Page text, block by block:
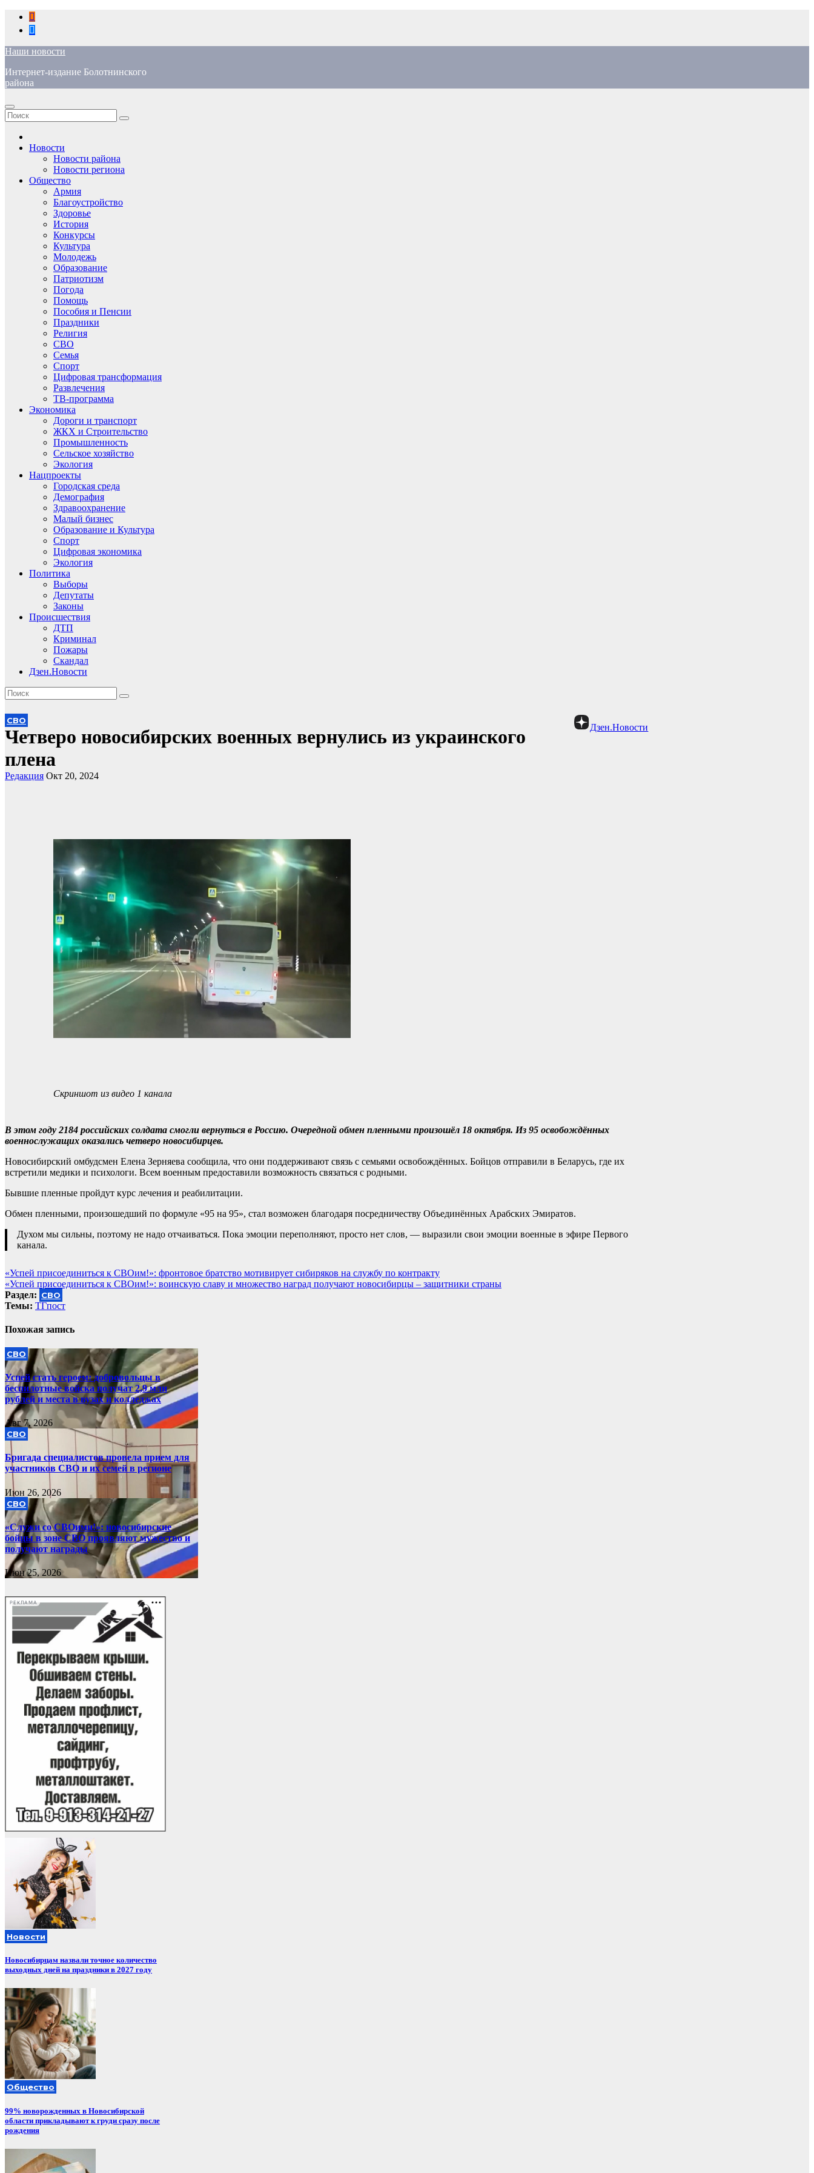
Перейти
содержимому
Наши новости
Интернет-издание Болотнинского
района
Новости
Новости района
Новости региона
Общество
Армия
Благоустройство
Здоровье
История
Конкурсы
Культура
Молодежь
Образование
Патриотизм
Погода
Помощь
Пособия и Пенсии
Праздники
Религия
СВО
Семья
Спорт
Цифровая трансформация
Развлечения
ТВ-программа
Экономика
Дороги и транспорт
ЖКХ и Строительство
Промышленность
Сельское хозяйство
Экология
Нацпроекты
Городская среда
Демография
Здравоохранение
Малый бизнес
Образование и Культура
Спорт
Цифровая экономика
Экология
Политика
Выборы
Депутаты
Законы
Происшествия
ДТП
Криминал
Пожары
Скандал
Дзен.Новости
Дзен.Новости
СВО
Четверо новосибирских военных вернулись из украинского
плена
Редакция Окт 20, 2024
Скриншот из видео 1 канала
В этом году 2184 российских солдата смогли вернуться в Россию. Очередной обмен пленными произошёл 18 октября. Из 95 освобождённых
военнослужащих оказались четверо новосибирцев.
Новосибирский омбудсмен Елена Зерняева сообщила, что они поддерживают связь с семьями освобождённых. Бойцов отправили в Беларусь, где их
встретили медики и психологи. Всем военным предоставили возможность связаться с родными.
Бывшие пленные пройдут курс лечения и реабилитации.
Обмен пленными, произошедший по формуле «95 на 95», стал возможен благодаря посредничеству Объединённых Арабских Эмиратов.
Духом мы сильны, поэтому не надо отчаиваться. Пока эмоции переполняют, просто нет слов, — выразили свои эмоции военные в эфире Первого
канала.
Навигация
по
записям
«Успей присоединиться к СВОим!»: фронтовое братство мотивирует сибиряков на службу по контракту
«Успей присоединиться к СВОим!»: воинскую славу и множество наград получают новосибирцы – защитники страны
Раздел: СВО
Темы: ТГпост
Похожая запись
СВО
Успей стать героем: добровольцы в
беспилотные войска получат 2,9 млн
рублей и места в вузах и колледжах
Авг 7, 2026
СВО
Бригада специалистов провела прием для
участников СВО и их семей в регионе
Июн 26, 2026
СВО
«Служи со СВОими!»: новосибирские
бойцы в зоне СВО проявляют мужество и
получают награды
Июн 25, 2026
РЕКЛАМА
Новости
Новосибирцам назвали точное количество
выходных дней на праздники в 2027 году
Общество
99% новорожденных в Новосибирской
области прикладывают к груди сразу после
рождения